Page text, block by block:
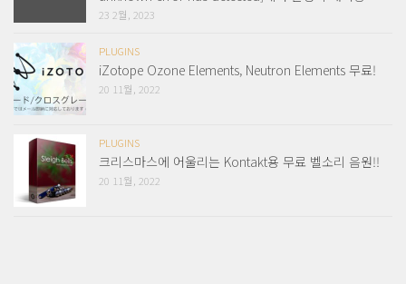
23 2월, 2023
PLUGINS
iZotope Ozone Elements, Neutron Elements 무료!
20 11월, 2022
PLUGINS
크리스마스에 어울리는 Kontakt용 무료 벨소리 음원!!
20 11월, 2022